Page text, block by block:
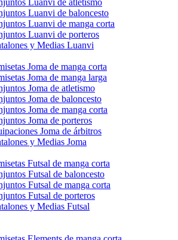
Luanvi de atletismo
Luanvi de baloncesto
Luanvi de manga corta
Luanvi de porteros
y Medias Luanvi
Joma de manga corta
Joma de manga larga
Joma de atletismo
Joma de baloncesto
Joma de manga corta
Joma de porteros
Joma de árbitros
y Medias Joma
Futsal de manga corta
Futsal de baloncesto
Futsal de manga corta
Futsal de porteros
y Medias Futsal